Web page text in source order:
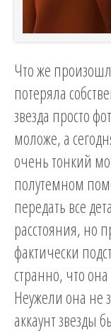
Что же
потеряла
звезда просто
моложе, а
очень тонкий
полутемном
передать все
расстояния, но
фактически
странно, что
Неужели она не
аккаунт звезды